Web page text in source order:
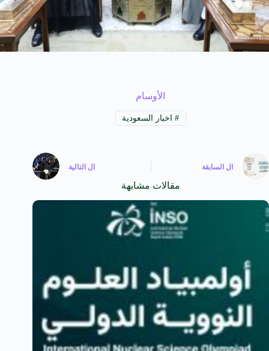
الأوسام
#اخبار السعودية
ال السابقة ال التالية
مقالات مشابهة